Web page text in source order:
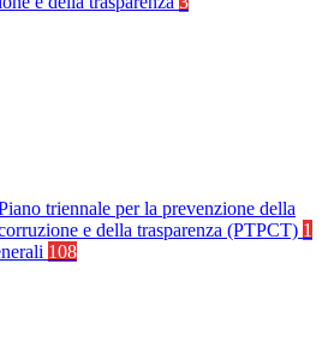
triennale per la prevenzione della
e della trasparenza (PTPCT) 1
108